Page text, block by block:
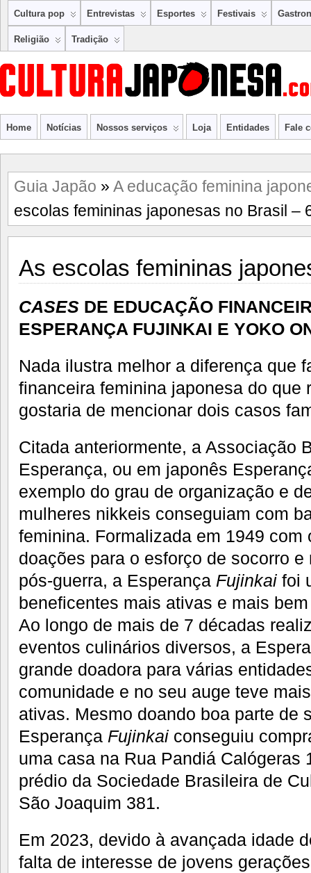
Cultura pop Entrevistas Esportes Festivais
Religião Tradição
Home Notícias Nossos serviços Loja Entidades Fale
Guia Japão » A educação feminina
escolas femininas japonesas no Brasil –
As escolas femininas
CASES DE EDUCAÇÃO
ESPERANÇA FUJINKAI E YOKO
Nada ilustra melhor a diferença que
financeira feminina japonesa do que
gostaria de mencionar dois casos
Citada anteriormente, a Associação
Esperança, ou em japonês
exemplo do grau de organização e
mulheres nikkeis conseguiam com
feminina. Formalizada em 1949 com
doações para o esforço de socorro
pós-guerra, a Esperança Fujinkai foi
beneficentes mais ativas e mais
Ao longo de mais de 7 décadas
eventos culinários diversos, a
grande doadora para várias
comunidade e no seu auge teve
ativas. Mesmo doando boa parte de
Esperança Fujinkai conseguiu
uma casa na Rua Pandiá Calógeras
prédio da Sociedade Brasileira de
São Joaquim 381.
Em 2023, devido à avançada idade
falta de interesse de jovens